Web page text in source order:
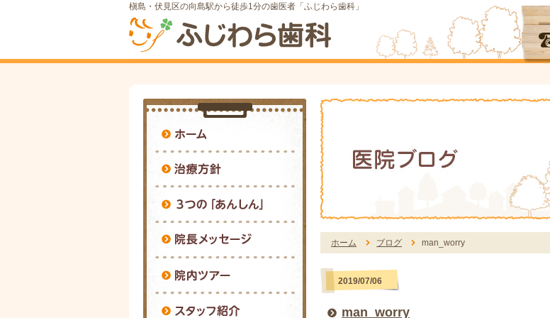
槇島・伏見区の向島駅から徒歩1分の歯医者「ふじわら歯科」
ホーム ブログ man_worry
2019/07/06
man_worry
ホーム
治療方針
3つの安心
院長メッセージ